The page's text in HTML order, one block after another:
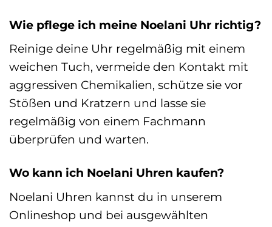
Wie pflege ich meine Noelani Uhr richtig?
Reinige deine Uhr regelmäßig mit einem
weichen Tuch, vermeide den Kontakt mit
aggressiven Chemikalien, schütze sie vor
Stößen und Kratzern und lasse sie
regelmäßig von einem Fachmann
überprüfen und warten.
Wo kann ich Noelani Uhren kaufen?
Noelani Uhren kannst du in unserem
Onlineshop und bei ausgewählten